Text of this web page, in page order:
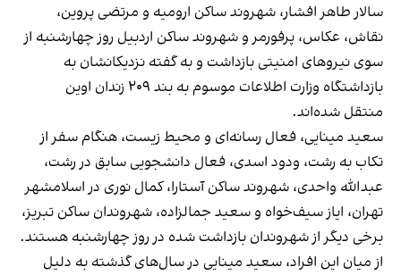
سالار طاهر افشار، شهروند ساکن ارومیه و مرتضی پروین،
نقاش، عکاس، پرفورمر و شهروند ساکن اردبیل روز چهارشنبه از
سوی نیروهای امنیتی بازداشت و به گفته نزدیکانشان به
بازداشتگاه وزارت اطلاعات موسوم به بند ۲۰۹ زندان اوین
منتقل شده‌اند.
سعید مینایی، فعال رسانه‌ای و محیط زیست، هنگام سفر از
تکاب به رشت، ودود اسدی، فعال دانشجویی سابق در رشت،
عبدالله واحدی، شهروند ساکن آستارا، کمال نوری در اسلامشهر
تهران، ایاز سیف‌خواه و سعید جمالزاده، شهروندان ساکن تبریز،
برخی دیگر از شهروندان بازداشت شده در روز چهارشنبه هستند.
از میان این افراد، سعید مینایی در سال‌های گذشته به دلیل